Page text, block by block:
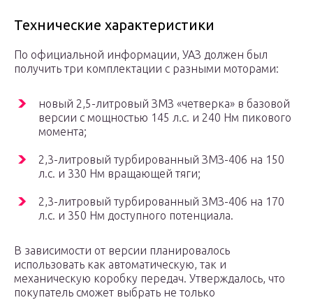
Технические характеристики
По официальной информации, УАЗ должен был
получить три комплектации с разными моторами:
новый 2,5-литровый ЗМЗ «четверка» в базовой
версии с мощностью 145 л.с. и 240 Нм пикового
момента;
2,3-литровый турбированный ЗМЗ-406 на 150
л.с. и 330 Нм вращающей тяги;
2,3-литровый турбированный ЗМЗ-406 на 170
л.с. и 350 Нм доступного потенциала.
В зависимости от версии планировалось
использовать как автоматическую, так и
механическую коробку передач. Утверждалось, что
покупатель сможет выбрать не только